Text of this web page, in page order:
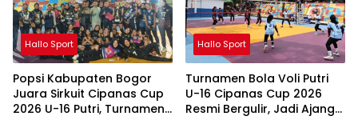
Hallo Sport
Popsi Kabupaten Bogor
Juara Sirkuit Cipanas Cup
2026 U-16 Putri, Turnamen
Hallo Sport
Turnamen Bola Voli Putri
U-16 Cipanas Cup 2026
Resmi Bergulir, Jadi Ajang